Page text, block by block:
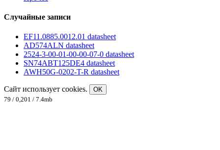
Случайные записи
EF11.0885.0012.01 datasheet
AD574ALN datasheet
2524-3-00-01-00-00-07-0 datasheet
SN74ABT125DE4 datasheet
AWH50G-0202-T-R datasheet
Сайт использует cookies.
OK
79 / 0,201 / 7.4mb